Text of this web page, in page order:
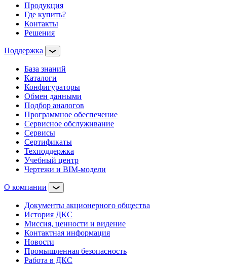
Продукция
Где купить?
Контакты
Решения
Поддержка
База знаний
Каталоги
Конфигураторы
Обмен данными
Подбор аналогов
Программное обеспечение
Сервисное обслуживание
Сервисы
Сертификаты
Техподдержка
Учебный центр
Чертежи и BIM-модели
О компании
Документы акционерного общества
История ДКС
Миссия, ценности и видение
Контактная информация
Новости
Промышленная безопасность
Работа в ДКС